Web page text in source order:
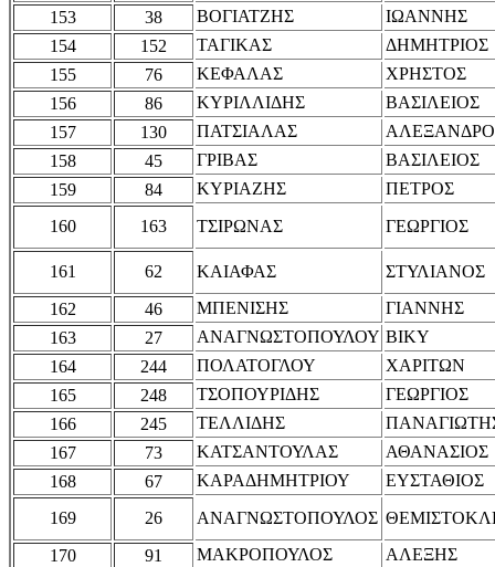
153
38 ΒΟΓΙΑΤΖΗΣ
ΙΩΑΝΝΗΣ
154
152 ΤΑΓΙΚΑΣ
ΔΗΜΗΤΡΙΟΣ
155
76 ΚΕΦΑΛΑΣ
ΧΡΗΣΤΟΣ
156
86 ΚΥΡΙΛΛΙΔΗΣ
ΒΑΣΙΛΕΙΟΣ
157
130 ΠΑΤΣΙΑΛΑΣ
158
45 ΓΡΙΒΑΣ
ΒΑΣΙΛΕΙΟΣ
159
84 ΚΥΡΙΑΖΗΣ
ΠΕΤΡΟΣ
160
163 ΤΣΙΡΩΝΑΣ ΓΕΩΡΓΙΟΣ
161 62 ΚΑΙΑΦΑΣ
ΣΤΥΛΙΑΝΟΣ
162
46 ΜΠΕΝΙΣΗΣ
ΓΙΑΝΝΗΣ
163
27 ΑΝΑΓΝΩΣΤΟΠΟΥΛΟΥ ΒΙΚΥ
164
244 ΠΟΛΑΤΟΓΛΟΥ
ΧΑΡΙΤΩΝ
165
248 ΤΣΟΠΟΥΡΙΔΗΣ
ΓΕΩΡΓΙΟΣ
166
245 ΤΕΛΛΙΔΗΣ
167
73 ΚΑΤΣΑΝΤΟΥΛΑΣ
ΑΘΑΝΑΣΙΟΣ
168
67 ΚΑΡΑΔΗΜΗΤΡΙΟΥ
ΕΥΣΤΑΘΙΟΣ
169
26 ΑΝΑΓΝΩΣΤΟΠΟΥΛΟΣ
170
91 ΜΑΚΡΟΠΟΥΛΟΣ
ΑΛΕΞΗΣ